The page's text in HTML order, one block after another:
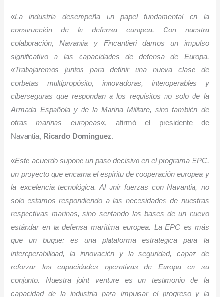
«La industria desempeña un papel fundamental en la
construcción de la defensa europea. Con nuestra
colaboración, Navantia y Fincantieri damos un impulso
significativo a las capacidades de defensa de Europa.
«Trabajaremos juntos para definir una nueva clase de
corbetas multipropósito, innovadoras, interoperables y
ciberseguras que respondan a los requisitos no solo de la
Armada Española y de la Marina Militare, sino también de
otras marinas europeas«, afirmó el presidente de
Navantia, Ricardo Domínguez.
«Este acuerdo supone un paso decisivo en el programa EPC,
un proyecto que encarna el espíritu de cooperación europea y
la excelencia tecnológica. Al unir fuerzas con Navantia, no
solo estamos respondiendo a las necesidades de nuestras
respectivas marinas, sino sentando las bases de un nuevo
estándar en la defensa marítima europea. La EPC es más
que un buque: es una plataforma estratégica para la
interoperabilidad, la innovación y la seguridad, capaz de
reforzar las capacidades operativas de Europa en su
conjunto. Nuestra joint venture es un testimonio de la
capacidad de la industria para impulsar el progreso y la